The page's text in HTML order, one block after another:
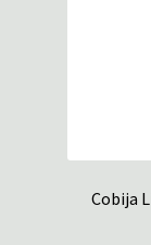
Cobija